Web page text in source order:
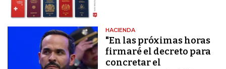
HACIENDA
"En las próximas horas
firmaré el decreto para
concretar el